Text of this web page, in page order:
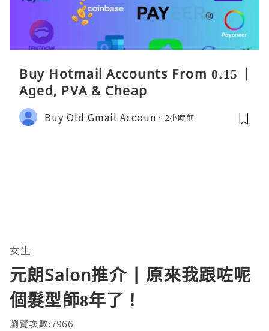
Buy Hotmail Accounts From 0.15 |
Aged, PVA & Cheap
Buy Old Gmail Accoun 2小時前
女生
元朗Salon推介 | 原來我跟咗呢
個髮型師8年了！
瀏覽次數:7966